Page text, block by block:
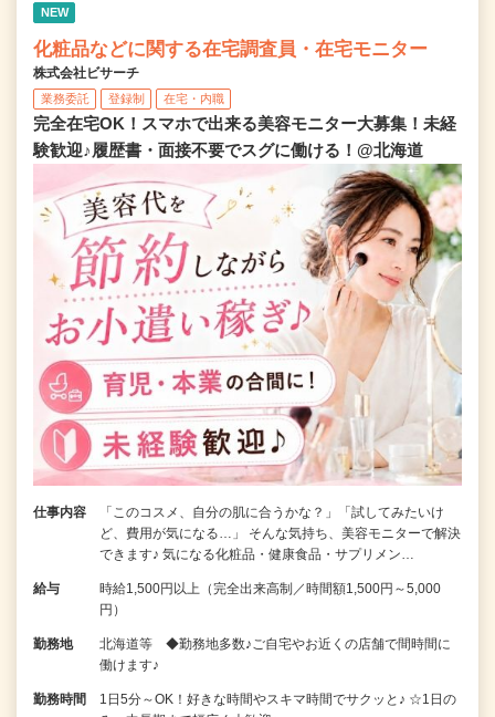
NEW
化粧品などに関する在宅調査員・在宅モニター
株式会社ビサーチ
業務委託 登録制 在宅・内職
完全在宅OK！スマホで出来る美容モニター大募集！未経
験歓迎♪履歴書・面接不要でスグに働ける！@北海道
仕事内容
「このコスメ、自分の肌に合うかな？」「試してみたいけ
ど、費用が気になる…」 そんな気持ち、美容モニターで解決
できます♪ 気になる化粧品・健康食品・サプリメン…
給与
時給1,500円以上（完全出来高制／時間額1,500円～5,000
円）
勤務地
北海道等 ◆勤務地多数♪ご自宅やお近くの店舗で間時間に
働けます♪
勤務時間
1日5分～OK！好きな時間やスキマ時間でサクッと♪ ☆1日の